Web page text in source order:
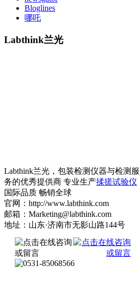
Bloglines
哪吒
Labthink兰光
Labthink兰光，包装检测仪器与检测服
务的优秀提供商 专业生产揉搓试验仪
国际品质 畅销全球
官网：http://www.labthink.com
邮箱：Marketing@labthink.com
地址：山东·济南市无影山路144号